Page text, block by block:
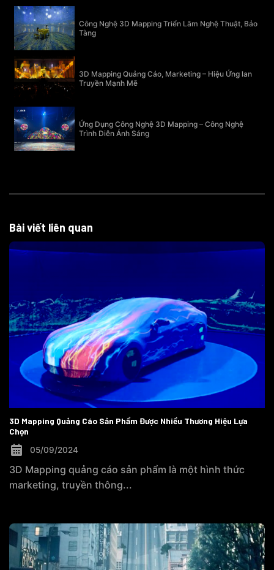
Công Nghệ 3D Mapping Triển Lãm Nghệ Thuật, Bảo
Tàng
3D Mapping Quảng Cáo, Marketing – Hiệu Ứng lan
Truyền Mạnh Mẽ
Ứng Dụng Công Nghệ 3D Mapping – Công Nghệ
Trình Diễn Ánh Sáng
Bài viết liên quan
3D Mapping Quảng Cáo Sản Phẩm Được Nhiều Thương Hiệu Lựa
Chọn
05/09/2024
3D Mapping quảng cáo sản phẩm là một hình thức
marketing, truyền thông...